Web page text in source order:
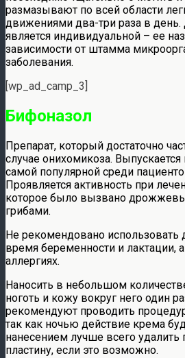
размазывают по всей области
движениями два-три раза в день.
является индивидуальной – ее
зависимости от штамма
заболевания.
[wp_ad_camp_3]
Бифоназол
Препарат, который достаточно
случае онихомикоза.
самой популярной среди
Проявляется активность при
которое было вызвано
грибами.
Не рекомендовано использовать
время беременности и лактации,
аллергиях.
Наносить в небольшом
ноготь и кожу вокруг него один
рекомендуют проводить
так как ночью действие крема
нанесением лучше всего
пластину, если это возможно.